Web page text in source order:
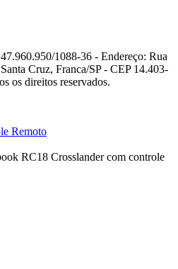
1088-36 - Endereço: Rua
Cruz, Franca/SP - CEP 14.403-
os direitos reservados.
Remoto
RC18 Crosslander com controle